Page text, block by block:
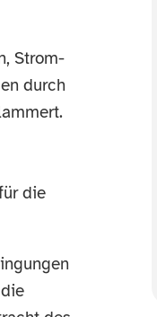
Strom-
durch
die